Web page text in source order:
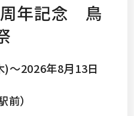
周年記念 鳥
)～2026年8月13日
前）